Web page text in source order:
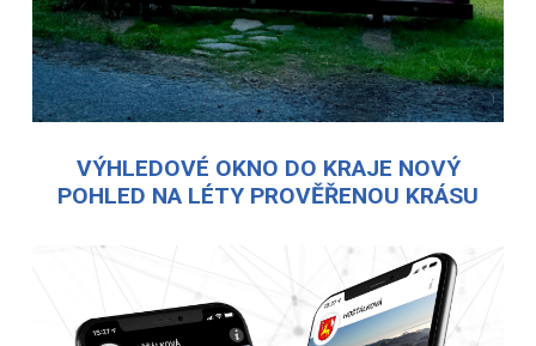
VÝHLEDOVÉ OKNO DO KRAJE NOVÝ
POHLED NA LÉTY PROVĚŘENOU KRÁSU